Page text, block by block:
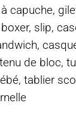
slip,
de bloc,
tablier